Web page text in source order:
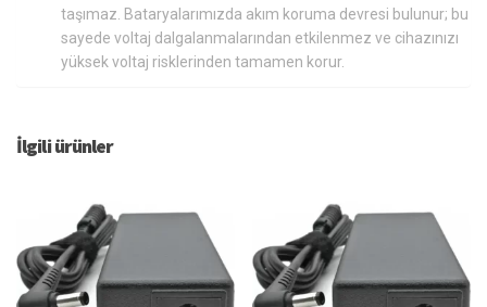
taşımaz. Bataryalarımızda akım koruma devresi bulunur; bu
sayede voltaj dalgalanmalarından etkilenmez ve cihazınızı
yüksek voltaj risklerinden tamamen korur.
İlgili ürünler